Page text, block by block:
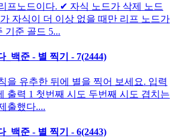
프노드이다. ✔ 자식 노드가 삭제 노드
자식이 더 이상 없을 때만 리프 노드가
기준 골드 5...
_백준 - 별 찍기 - 7(2444)
을 유추한 뒤에 별을 찍어 보세요. 입력
출력 1 첫번째 시도 두번째 시도 겹치는
출했다....
_백준 - 별 찍기 - 6(2443)